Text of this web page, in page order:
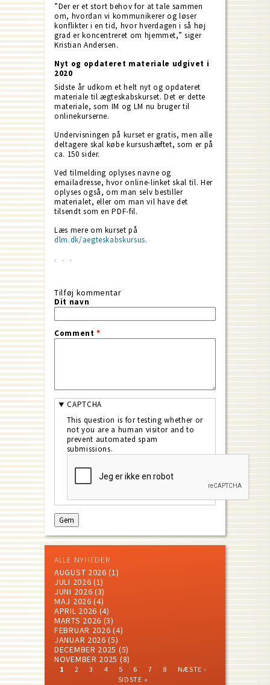
”Der er et stort behov for at tale sammen
om, hvordan vi kommunikerer og løser
konflikter i en tid, hvor hverdagen i så høj
grad er koncentreret om hjemmet,” siger
Kristian Andersen.
Nyt og opdateret materiale udgivet i
2020
Sidste år udkom et helt nyt og opdateret
materiale til ægteskabskurset. Det er dette
materiale, som IM og LM nu bruger til
onlinekurserne.
Undervisningen på kurset er gratis, men alle
deltagere skal købe kursushæftet, som er på
ca. 150 sider.
Ved tilmelding oplyses navne og
emailadresse, hvor online-linket skal til. Her
oplyses også, om man selv bestiller
materialet, eller om man vil have det
tilsendt som en PDF-fil.
Læs mere om kurset på
dlm.dk/aegteskabskursus.
Tilføj kommentar
Dit navn
Comment*
CAPTCHA
This question is for testing whether or
not you are a human visitor and to
prevent automated spam
submissions.
ALLE NYHEDER
AUGUST 2026 (1)
JULI 2026 (1)
JUNI 2026 (3)
MAJ 2026 (4)
APRIL 2026 (4)
MARTS 2026 (3)
FEBRUAR 2026 (4)
JANUAR 2026 (5)
DECEMBER 2025 (5)
NOVEMBER 2025 (8)
CURRENT
1 PAGE
2 PAGE
3 PAGE
4 PAGE
5 PAGE
6 PAGE
7 PAGE
8
NEXT
NÆSTE ›
SIDSTE »